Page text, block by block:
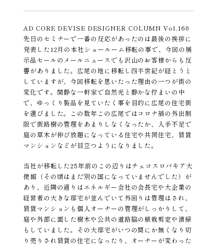
AD CORE DEVISE DESIGNER COLUMN Vol.160
先日のセミナーで一番の反応があったのは最後の挨拶に
発表した12月の本社ショールーム移転の事で、今回の展
示品セールのメールニュースでも沢山のお客様からも反
響がありました。広尾の地に移転し四半世紀が経とうと
していますが、今回移転を思いたった理由の一つが街の
変化です。閑静な一軒家で自然光と静かな佇まいの中
で、ゆっくり製品を見ていたく事を目的に広尾の住宅街
を選びました。この数年この広尾ではコロナ禍の外出制
限で街路樹の管理をあまりしなくなったか、人手不足で
庭の草木が伸び放題になっている住宅や共同住宅、賃貸
マンションなどが目立つようになりました。
当社が移転した25年前のこの辺りはチェコスロバキア大
使館（その頃はまだ別の国になっていませんでした）が
あり、近隣の通りはエネルギー会社の会長宅や大企業の
経営者の大きな邸宅が並んでいて外回りは管理はされ、
賃貸マンションも個人オーナーの管理がしっかりして、
庭や外部に面した樹木や公共の道路脇の植栽剪定や清掃
もしていました。その大邸宅がいつの間にか無くなり切
り売りされ賃貸の住宅になったり、オーナーが変わった